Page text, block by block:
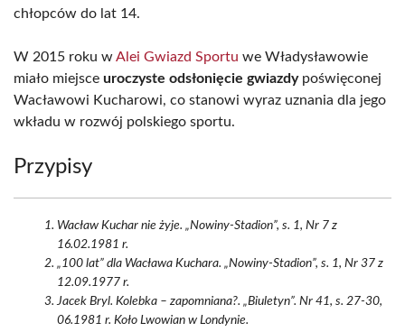
chłopców do lat 14.
W 2015 roku wAlei Gwiazd Sportu we Władysławowie
miało miejsce uroczyste odsłonięcie gwiazdypoświęconej
Wacławowi Kucharowi, co stanowi wyraz uznania dla jego
wkładu w rozwój polskiego sportu.
Przypisy
Wacław Kuchar nie żyje. „Nowiny-Stadion”, s. 1, Nr 7 z
16.02.1981 r.
„100 lat” dla Wacława Kuchara. „Nowiny-Stadion”, s. 1, Nr 37 z
12.09.1977 r.
Jacek Bryl. Kolebka – zapomniana?. „Biuletyn”. Nr 41, s. 27-30,
06.1981 r. Koło Lwowian w Londynie.